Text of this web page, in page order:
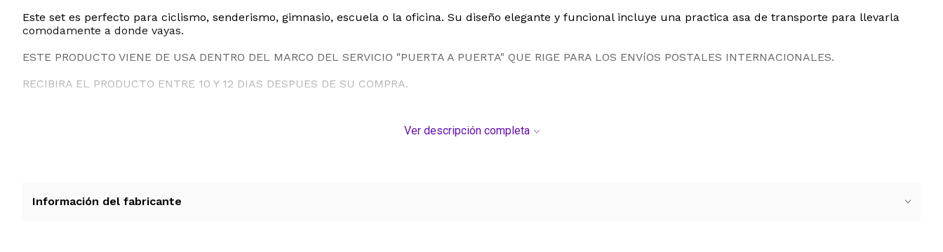
Este set es perfecto para ciclismo, senderismo, gimnasio, escuela o la oficina. Su diseño elegante y funcional incluye una practica asa de transporte para llevarla
comodamente a donde vayas.
ESTE PRODUCTO VIENE DE USA DENTRO DEL MARCO DEL SERVICIO "PUERTA A PUERTA" QUE RIGE PARA LOS ENVíOS POSTALES INTERNACIONALES.
RECIBIRA EL PRODUCTO ENTRE 10 Y 12 DIAS DESPUES DE SU COMPRA.
Ver descripción completa
Información del fabricante